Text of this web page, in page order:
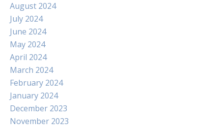
August 2024
July 2024
June 2024
May 2024
April 2024
March 2024
February 2024
January 2024
December 2023
November 2023